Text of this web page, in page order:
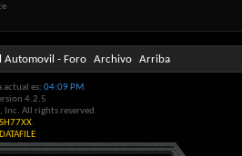
Automovil - Foro Archivo Arriba
actual es: 04:09 PM.
4.2.5
All rights reserved.
.